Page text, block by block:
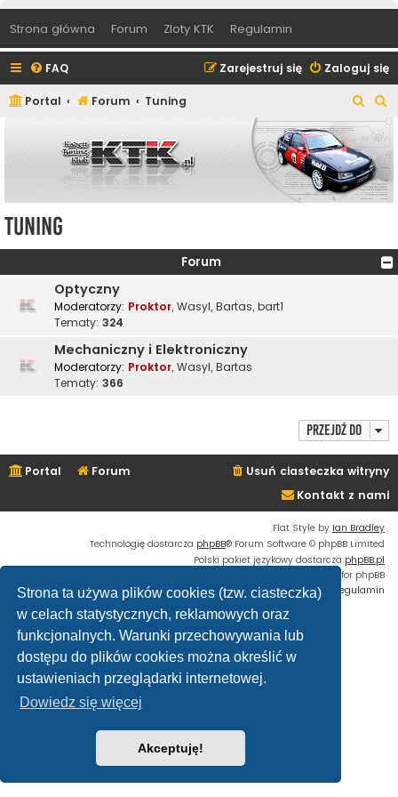
Strona ta używa plików cookies (tzw. ciasteczka)
w celach statystycznych, reklamowych oraz
funkcjonalnych. Warunki przechowywania lub
dostępu do plików cookies można określić w
ustawieniach przeglądarki internetowej.
Dowiedz się więcej
Akceptuję!
Strona główna Forum Zloty KTK Regulamin
FAQ Zaloguj się
Zarejestruj się
Portal Forum Tuning
z
u
k
z
u
k
a
Tuning
Forum
Optyczny
Moderatorzy: Proktor, Wasyl, Bartas, bart1
Tematy: 324
Mechaniczny i Elektroniczny
Moderatorzy: Proktor, Wasyl, Bartas
Tematy: 366
Przejdź do
Portal Forum
Usuń ciasteczka witryny
Kontakt z nami
Flat Style by Ian Bradley
Technologię dostarcza phpBB® Forum Software © phpBB Limited
Polski pakiet językowy dostarcza phpBB.pl
extension for phpBB
Zasady ochrony danych osobowych
Regulamin